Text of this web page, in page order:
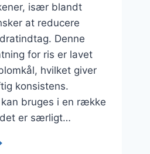
især blandt
at reducere
Denne
for ris er lavet
hvilket giver
konsistens.
bruges i en række
er særligt…